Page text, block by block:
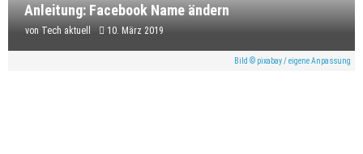
Anleitung: Facebook Name ändern
von Tech aktuell 10. März 2019
Bild © pixabay / eigene Anpassung